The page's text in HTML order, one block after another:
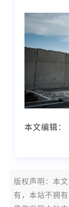
本文编辑：
版权声明：本
有，本站不拥